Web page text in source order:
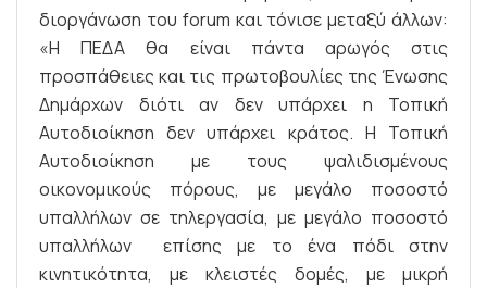
διοργάνωση του forum και τόνισε μεταξύ άλλων:
«Η ΠΕΔΑ θα είναι πάντα αρωγός στις
προσπάθειες και τις πρωτοβουλίες της Ένωσης
Δημάρχων διότι αν δεν υπάρχει η Τοπική
Αυτοδιοίκηση δεν υπάρχει κράτος. Η Τοπική
Αυτοδιοίκηση με τους ψαλιδισμένους
οικονομικούς πόρους, με μεγάλο ποσοστό
υπαλλήλων σε τηλεργασία, με μεγάλο ποσοστό
υπαλλήλων επίσης με το ένα πόδι στην
κινητικότητα, με κλειστές δομές, με μικρή